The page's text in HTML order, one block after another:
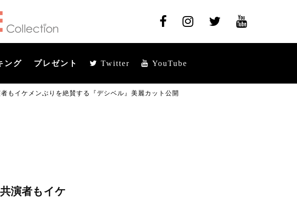
ング プレゼント Twitter YouTube
もイケメンぶりを絶賛する『デシベル』美麗カット公開
演者もイケ